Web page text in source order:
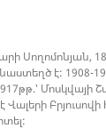
Սողոմոնյան,
է: 1908-
Վալերի